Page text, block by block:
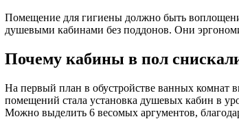
Помещение для гигиены должно быть
душевыми кабинами без поддонов. Они
Почему кабины в пол
На первый план в обустройстве ванных комнат
помещений стала установка душевых кабин в
Можно выделить 6 весомых аргументов,